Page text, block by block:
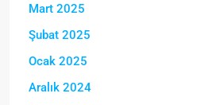
Mart 2025
Şubat 2025
Ocak 2025
Aralık 2024